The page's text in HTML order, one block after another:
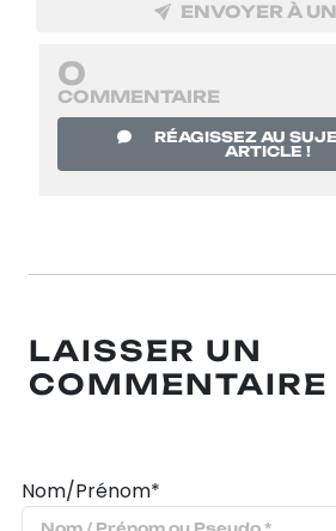
ENVOYER À
0
COMMENTAIRE
RÉAGISSEZ AU
ARTICLE !
LAISSER UN
COMMENTAIRE
Nom/Prénom*